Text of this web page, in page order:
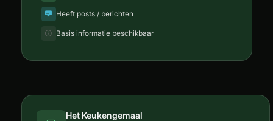
Heeft posts / berichten
Basis informatie beschikbaar
Het Keukengemaal